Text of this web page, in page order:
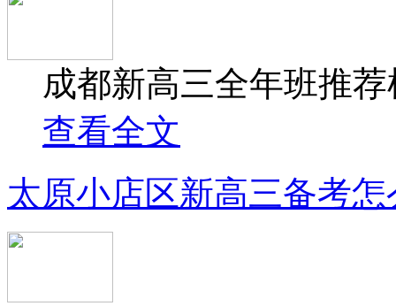
成都新高三全年班推
查看全文
太原小店区新高三备考怎